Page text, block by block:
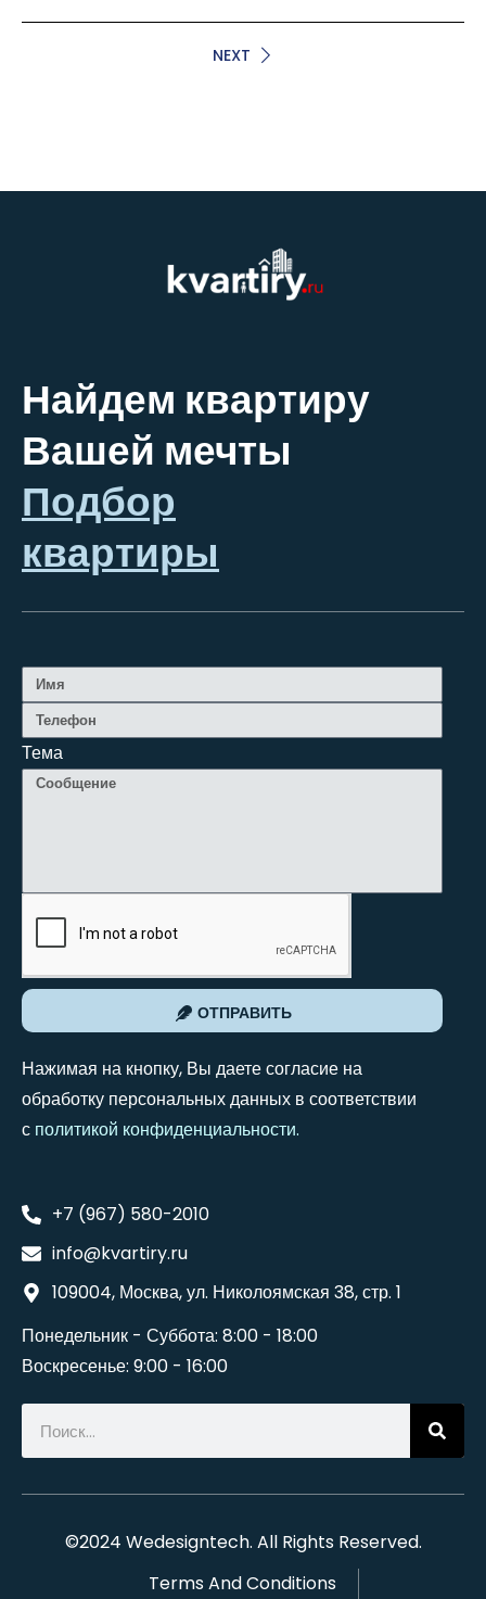
NEXT
Найдем квартиру
Вашей мечты
Подбор
квартиры
Тема
ОТПРАВИТЬ
Нажимая на кнопку, Вы даете согласие на
обработку персональных данных в соответствии
с политикой конфиденциальности.
+7 (967) 580-2010
info@kvartiry.ru
109004, Москва, ул. Николоямская 38, стр. 1
Понедельник - Суббота: 8:00 - 18:00
Воскресенье: 9:00 - 16:00
©2024 Wedesigntech. All Rights Reserved.
Terms And Conditions